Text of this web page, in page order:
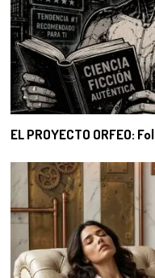
EL PROYECTO ORFEO: